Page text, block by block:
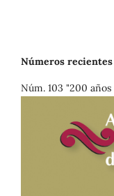
Números recientes
Núm. 103 "200